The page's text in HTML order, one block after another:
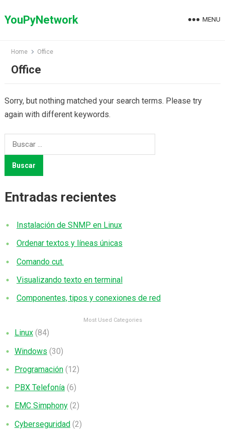
toYouPyNetwork MENU
Home Office
Office
Sorry, but nothing matched your search terms. Please try
again with different keywords.
Buscar:
Entradas recientes
Instalación de SNMP en Linux
Ordenar textos y líneas únicas
Comando cut.
Visualizando texto en terminal
Componentes, tipos y conexiones de red
Most Used Categories
Linux(84)
Windows (30)
Programación(12)
PBX Telefonía(6)
EMC Simphony(2)
Cyberseguridad(2)